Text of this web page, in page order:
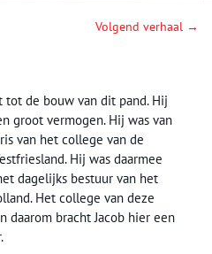
Volgend verhaal →
tot de bouw van dit pand. Hij
groot vermogen. Hij was van
van het college van de
Hij was daarmee
dagelijks bestuur van het
Het college van deze
daarom bracht Jacob hier een